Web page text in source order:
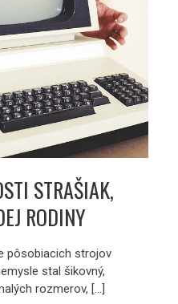
STRAŠIAK,
RODINY
pôsobiacich strojov
stal šikovný,
rozmerov, […]